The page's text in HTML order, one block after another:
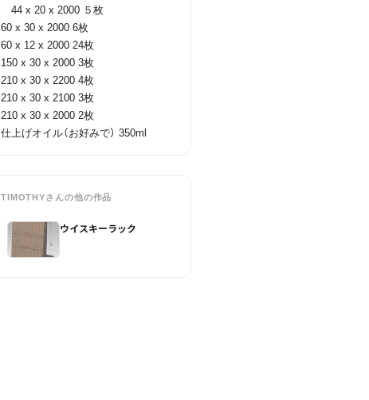
44 x 20 x 2000 ５枚
60 x 30 x 2000 6枚
60 x 12 x 2000 24枚
150 x 30 x 2000 3枚
210 x 30 x 2200 4枚
210 x 30 x 2100 3枚
210 x 30 x 2000 2枚
仕上げオイル（お好みで） 350ml
TIMOTHYさんの他の作品
ウイスキーラック